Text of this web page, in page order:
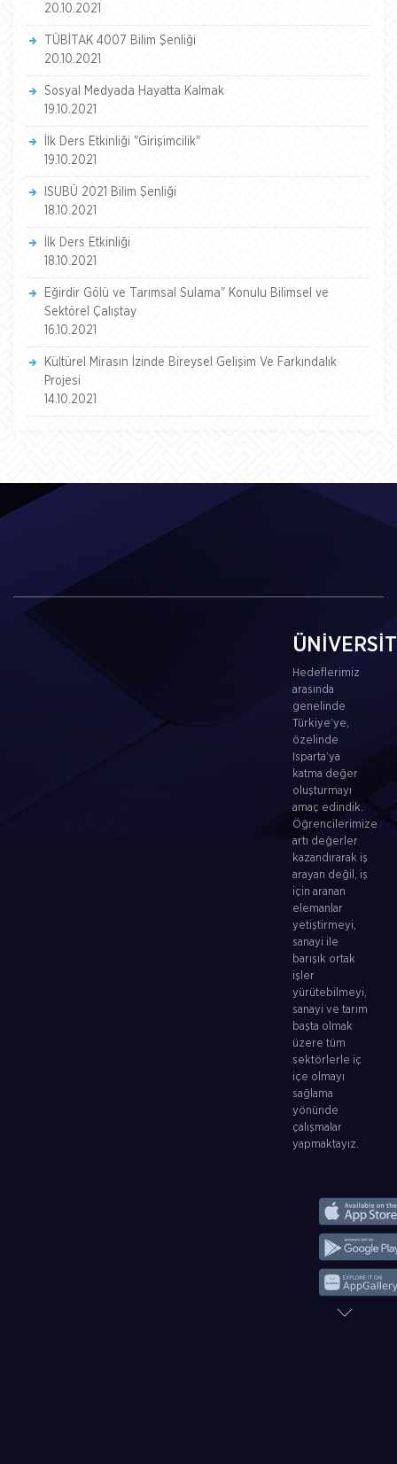
20.10.2021
TÜBİTAK 4007 Bilim Şenliği
20.10.2021
Sosyal Medyada Hayatta Kalmak
19.10.2021
İlk Ders Etkinliği "Girişimcilik"
19.10.2021
ISUBÜ 2021 Bilim Şenliği
18.10.2021
İlk Ders Etkinliği
18.10.2021
Eğirdir Gölü ve Tarımsal Sulama" Konulu Bilimsel ve
Sektörel Çalıştay
16.10.2021
Kültürel Mirasın İzinde Bireysel Gelişim Ve Farkındalık
Projesi
14.10.2021
Hedeflerimiz
arasında
genelinde
Türkiye’ye,
özelinde
Isparta’ya
katma değer
oluşturmayı
amaç edindik.
Öğrencilerimize
artı değerler
kazandırarak iş
arayan değil, iş
için aranan
elemanlar
yetiştirmeyi,
sanayi ile
barışık ortak
işler
yürütebilmeyi,
sanayi ve tarım
başta olmak
üzere tüm
sektörlerle iç
içe olmayı
sağlama
yönünde
çalışmalar
yapmaktayız.